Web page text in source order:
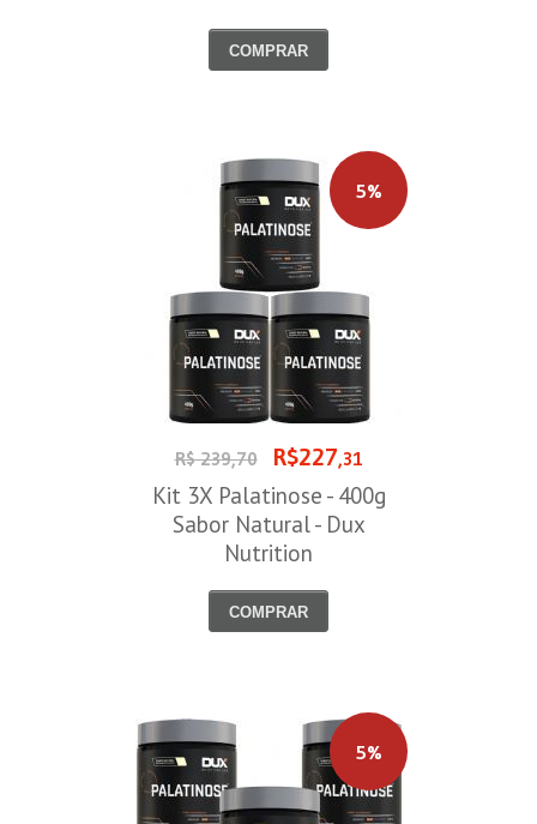
COMPRAR
5%
R$ 239,70 R$227,31
Kit 3X Palatinose - 400g
Sabor Natural - Dux
Nutrition
COMPRAR
5%